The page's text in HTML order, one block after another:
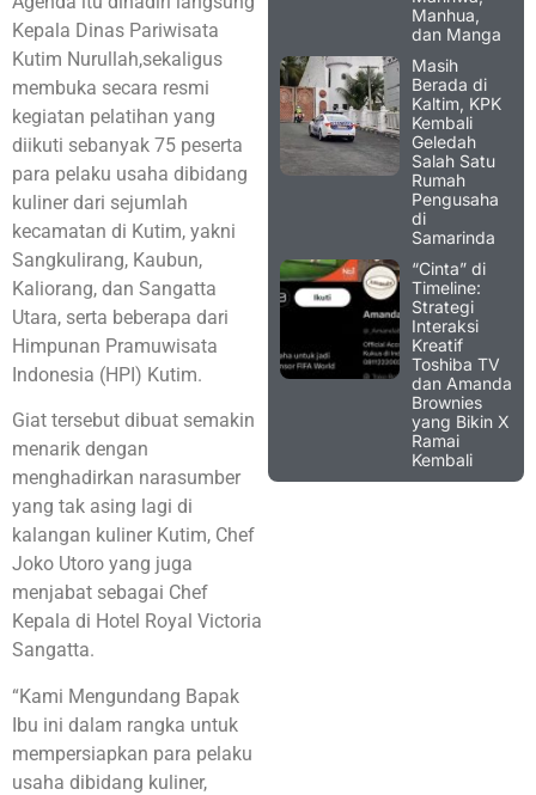
Kepala Dinas Pariwisata
Kutim Nurullah,sekaligus
membuka secara resmi
kegiatan pelatihan yang
diikuti sebanyak 75 peserta
para pelaku usaha dibidang
kuliner dari sejumlah
kecamatan di Kutim, yakni
Sangkulirang, Kaubun,
Kaliorang, dan Sangatta
Utara, serta beberapa dari
Himpunan Pramuwisata
Indonesia (HPI) Kutim.
Giat tersebut dibuat semakin
menarik dengan
menghadirkan narasumber
yang tak asing lagi di
kalangan kuliner Kutim, Chef
Joko Utoro yang juga
menjabat sebagai Chef
Kepala di Hotel Royal Victoria
Sangatta.
“Kami Mengundang Bapak
Ibu ini dalam rangka untuk
mempersiapkan para pelaku
usaha dibidang kuliner,
Manhua,
dan Manga
Masih
Berada di
Kaltim, KPK
Kembali
Geledah
Salah Satu
Rumah
Pengusaha
di
Samarinda
“Cinta” di
Timeline:
Strategi
Interaksi
Kreatif
Toshiba TV
dan Amanda
Brownies
yang Bikin X
Ramai
Kembali